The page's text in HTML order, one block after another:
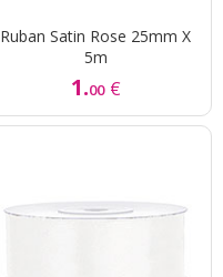
Ruban Satin Rose 25mm X
5m
1.00 €